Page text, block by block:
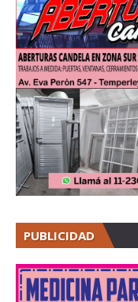
PUBLICIDAD